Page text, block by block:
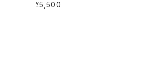
¥5,500